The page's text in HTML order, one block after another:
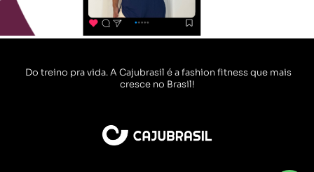
Do treino pra vida. A Cajubrasil é a fashion fitness que mais
cresce no Brasil!